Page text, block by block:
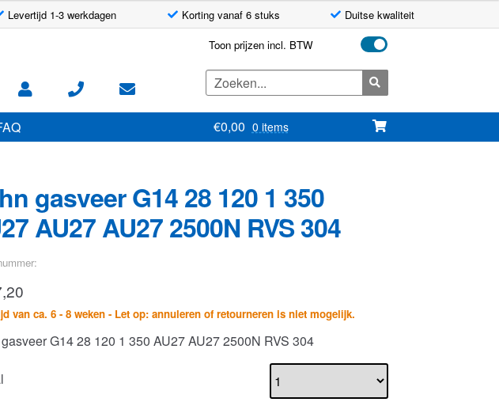
Levertijd 1-3 werkdagen Korting vanaf 6 stuks Duitse kwaliteit
Toon prijzen incl. BTW
Zoeken
naar:
€0,00 0 items
gasveer G14 28 120 1 350
AU27 AU27 2500N RVS 304
van ca. 6 - 8 weken - Let op: annuleren of retourneren is niet mogelijk.
G14 28 120 1 350 AU27 AU27 2500N RVS 304